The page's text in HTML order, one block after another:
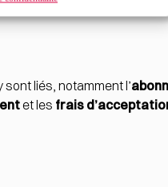
sont liés, notamment l’
et les frais